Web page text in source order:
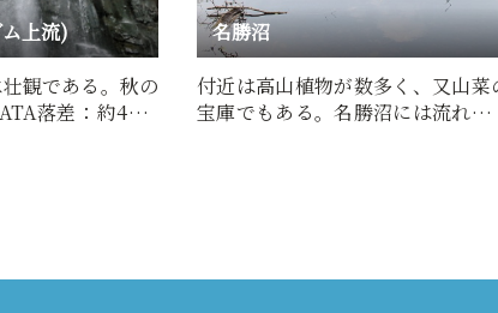
上流)
観である。秋の
落差：約40ｍ
名勝沼
付近は高山植物が数多く、又山菜
宝庫でもある。名勝沼には流れ込む